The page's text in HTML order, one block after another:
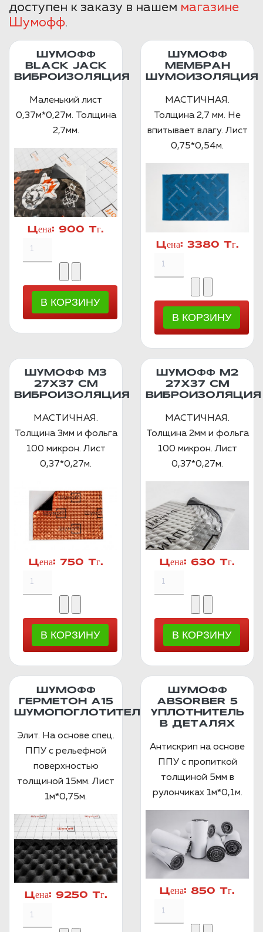
доступен к заказу в нашем магазине
Шумофф.
ШУМОФФ
BLACK JACK
ВИБРОИЗОЛЯЦИЯ
Маленький лист
0,37м*0,27м. Толщина
2,7мм.
Цена: 900 Тг.
ШУМОФФ
МЕМБРАН
ШУМОИЗОЛЯЦИЯ
МАСТИЧНАЯ.
Толщина 2,7 мм. Не
впитывает влагу. Лист
0,75*0,54м.
Цена: 3380 Тг.
ШУМОФФ М3
27Х37 СМ
ВИБРОИЗОЛЯЦИЯ
МАСТИЧНАЯ.
Толщина 3мм и фольга
100 микрон. Лист
0,37*0,27м.
Цена: 750 Тг.
ШУМОФФ М2
27X37 СМ
ВИБРОИЗОЛЯЦИЯ
МАСТИЧНАЯ.
Толщина 2мм и фольга
100 микрон. Лист
0,37*0,27м.
Цена: 630 Тг.
ШУМОФФ
ГЕРМЕТОН А15
ШУМОПОГЛОТИТЕЛЬ
Элит. На основе спец.
ППУ с рельефной
поверхностью
толщиной 15мм. Лист
1м*0,75м.
Цена: 9250 Тг.
ШУМОФФ
ABSORBER 5
УПЛОТНИТЕЛЬ
В ДЕТАЛЯХ
Антискрип на основе
ППУ с пропиткой
толщиной 5мм в
рулончиках 1м*0,1м.
Цена: 850 Тг.